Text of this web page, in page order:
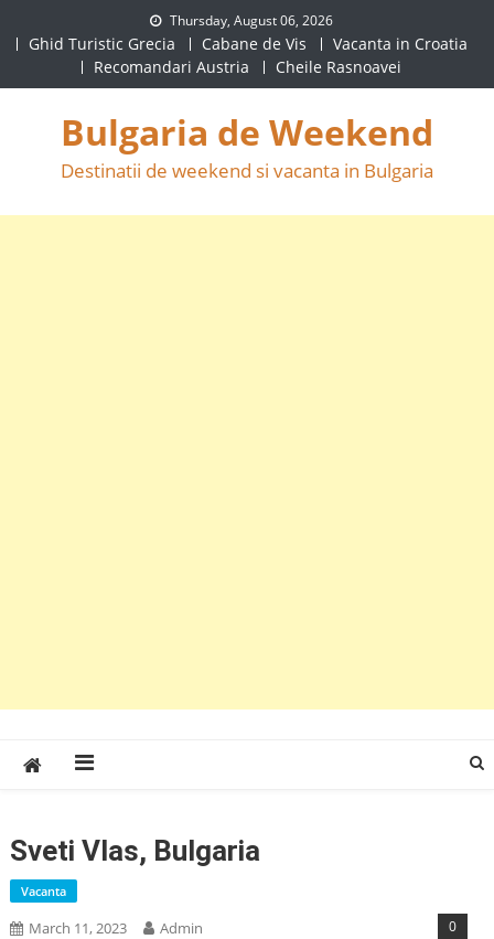
Thursday, August 06, 2026
Ghid Turistic Grecia Cabane de Vis
Vacanta in Croatia
Recomandari Austria
Cheile Rasnoavei
Bulgaria de Weekend
Destinatii de weekend si vacanta in Bulgaria
Sveti Vlas, Bulgaria
Vacanta
March 11, 2023 Admin 0